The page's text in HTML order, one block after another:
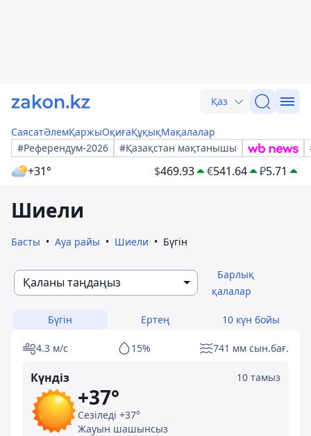
Қаз
СаясатӘлемҚаржыОқиғаҚұқықМақалалар
#Референдум-2026
#Қазақстан мақтанышы
+31° $469.93 €541.64 ₽5.71
Шиели
Басты Ауа райы Шиели Бүгін
Қаланы таңдаңыз
Барлық
қалалар
Бүгін Ертең 10 күн бойы
4.3 м/с 15% 741 мм сын.бағ.
Күндіз 10 тамыз
+37°
Сезіледі +37°
Жауын шашынсыз